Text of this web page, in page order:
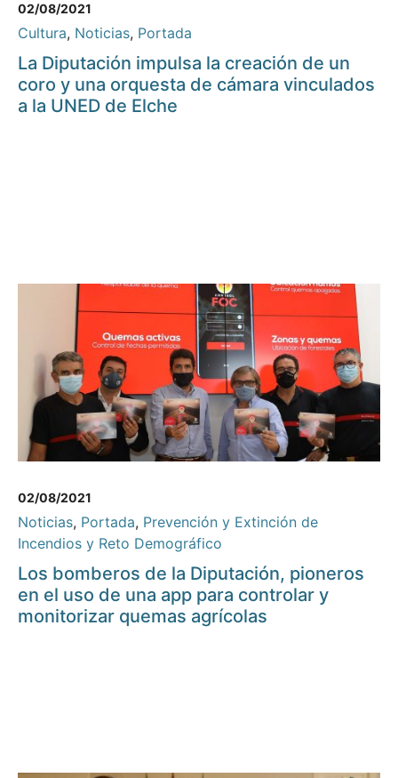
02/08/2021
Cultura, Noticias, Portada
La Diputación impulsa la creación de un
coro y una orquesta de cámara vinculados
a la UNED de Elche
02/08/2021
Noticias, Portada, Prevención y Extinción de
Incendios y Reto Demográfico
Los bomberos de la Diputación, pioneros
en el uso de una app para controlar y
monitorizar quemas agrícolas